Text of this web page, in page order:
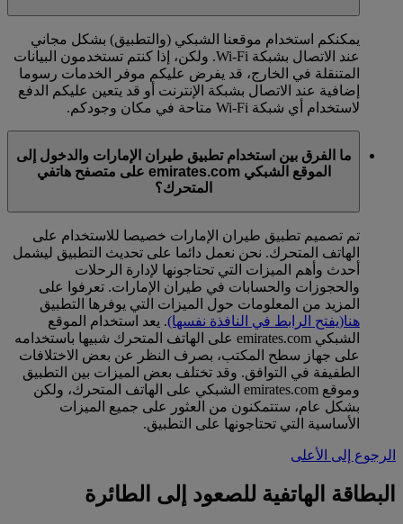
يمكنكم استخدام موقعنا الشبكي (والتطبيق) بشكل مجاني
عند الاتصال بشبكة Wi-Fi. ولكن، إذا كنتم تستخدمون البيانات
المتنقلة في الخارج، قد يفرض عليكم موفر الخدمات رسوما
إضافية عند الاتصال بشبكة الإنترنت أو قد يتعين عليكم الدفع
لاستخدام أي شبكة Wi-Fi متاحة في مكان وجودكم.
ما الفرق بين استخدام تطبيق طيران الإمارات والدخول إلى
الموقع الشبكي emirates.com على متصفح هاتفي
المتحرك؟
تم تصميم تطبيق طيران الإمارات خصيصا للاستخدام على
الهاتف المتحرك. نحن نعمل دائما على تحديث التطبيق ليشمل
أحدث وأهم الميزات التي تحتاجونها لإدارة الرحلات
والحجوزات والحسابات في طيران الإمارات. تعرفوا على
المزيد من المعلومات حول الميزات التي يوفرها التطبيق
هنا(يفتح الرابط في النافذة نفسها). يعد استخدام الموقع
الشبكي emirates.com على الهاتف المتحرك شبيها باستخدامه
على جهاز سطح المكتب، بصرف النظر عن بعض الاختلافات
الطفيفة في التوافق. وقد تختلف بعض الميزات بين التطبيق
وموقع emirates.com الشبكي على الهاتف المتحرك، ولكن
بشكل عام، ستتمكنون من العثور على جميع الميزات
الأساسية التي تحتاجونها على التطبيق.
الرجوع إلى الأعلى
البطاقة الهاتفية للصعود إلى الطائرة